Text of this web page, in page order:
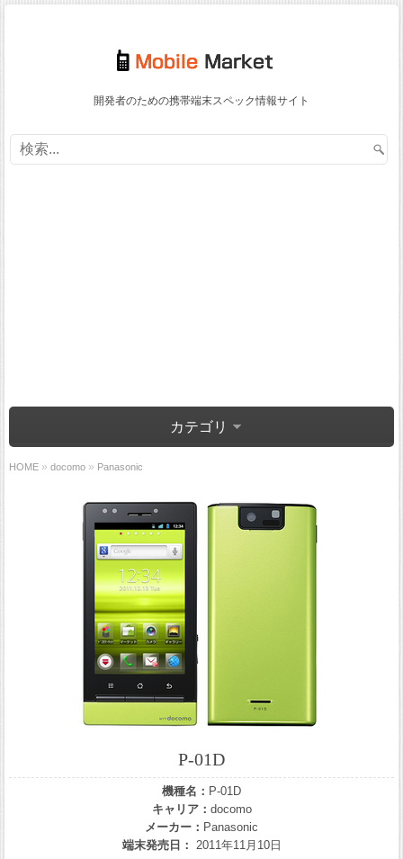
開発者のための携帯端末スペック情報サイト
カテゴリ
HOME » docomo » Panasonic
P-01D
機種名： P-01D
キャリア： docomo
メーカー： Panasonic
端末発売日： 2011年11月10日